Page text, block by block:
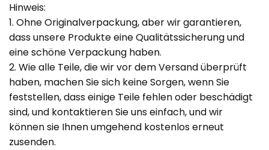
Hinweis:
1. Ohne Originalverpackung, aber wir garantieren,
dass unsere Produkte eine Qualitätssicherung und
eine schöne Verpackung haben.
2. Wie alle Teile, die wir vor dem Versand überprüft
haben, machen Sie sich keine Sorgen, wenn Sie
feststellen, dass einige Teile fehlen oder beschädigt
sind, und kontaktieren Sie uns einfach, und wir
können sie Ihnen umgehend kostenlos erneut
zusenden.